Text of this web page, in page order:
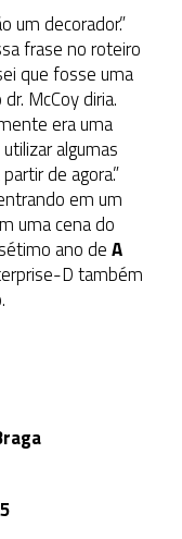
um decorador.”
frase no roteiro
que fosse uma
McCoy diria.
era uma
algumas
de agora.”
em um
uma cena do
ano deA
D também